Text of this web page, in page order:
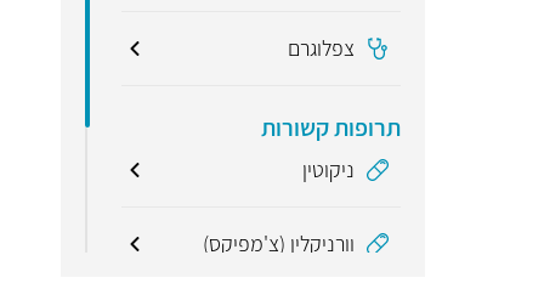
צפלוגרם
תרופות קשורות
ניקוטין
וורניקלין (צ'מפיקס)